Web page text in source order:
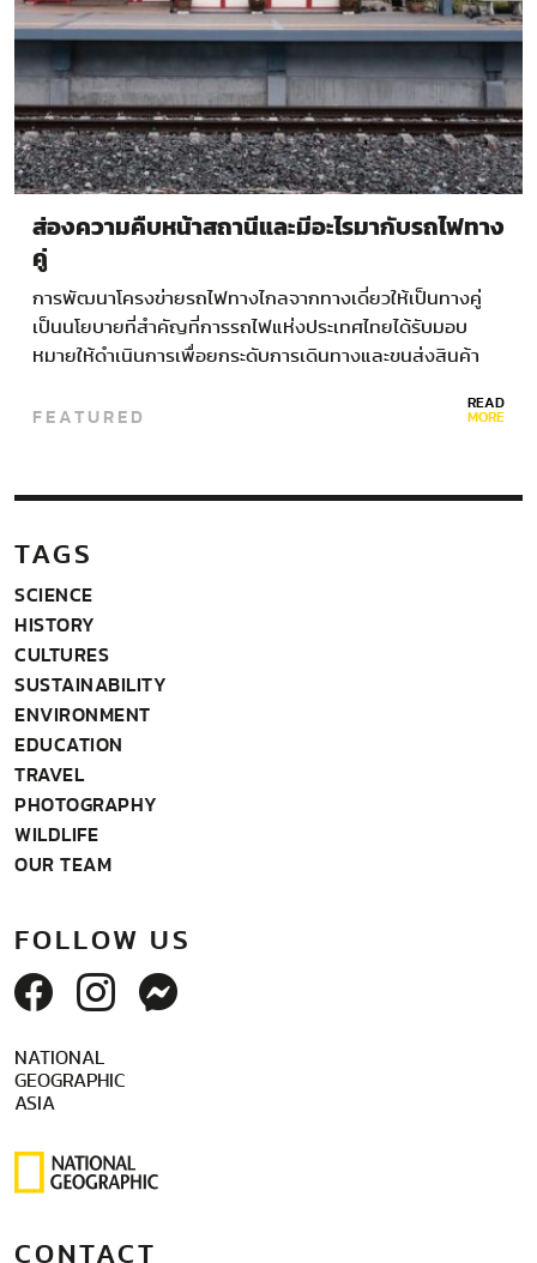
ส่องความคืบหน้าสถานีและมีอะไรมากับรถไฟทาง
คู่
การพัฒนาโครงข่ายรถไฟทางไกลจากทางเดี่ยวให้เป็นทางคู่
เป็นนโยบายที่สำคัญที่การรถไฟแห่งประเทศไทยได้รับมอบ
หมายให้ดำเนินการเพื่อยกระดับการเดินทางและขนส่งสินค้า
ขับเคลื่อนเศรษฐกิจของประเทศให้เจริญรุดหน้าได้อย่างมั่นคง
FEATURED READ
MORE
TAGS
SCIENCE
HISTORY
CULTURES
SUSTAINABILITY
ENVIRONMENT
EDUCATION
TRAVEL
PHOTOGRAPHY
WILDLIFE
OUR TEAM
FOLLOW US
NATIONAL
GEOGRAPHIC
ASIA
CONTACT